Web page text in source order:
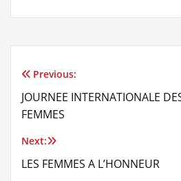
Navigation
de
l’article
Previous:
JOURNEE INTERNATIONALE
FEMMES
Next:
LES FEMMES A L’HONNEUR